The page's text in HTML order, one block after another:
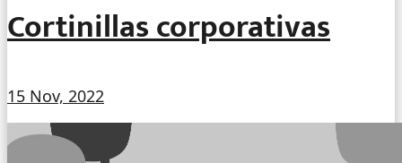
Cortinillas corporativas
15 Nov, 2022